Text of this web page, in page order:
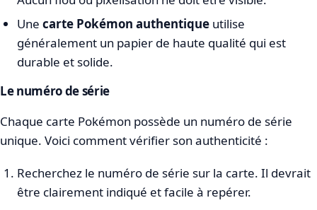
Une carte Pokémon authentiqueutilise
généralement un papier de haute qualité qui est
durable et solide.
Le numéro de série
Chaque carte Pokémon possède un numéro de série
unique. Voici comment vérifier son authenticité :
Recherchez le numéro de série sur la carte. Il devrait
être clairement indiqué et facile à repérer.